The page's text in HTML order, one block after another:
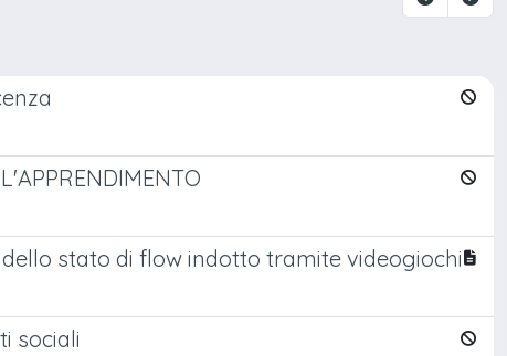
stato di flow indotto tramite videogiochi
sociali